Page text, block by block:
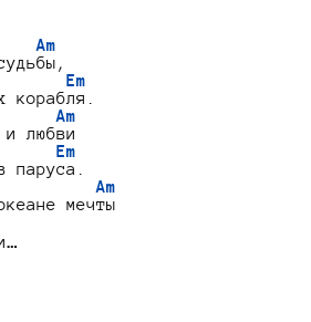
Am
Em
корабля.
Am
и любви
Em
паруса.
Am